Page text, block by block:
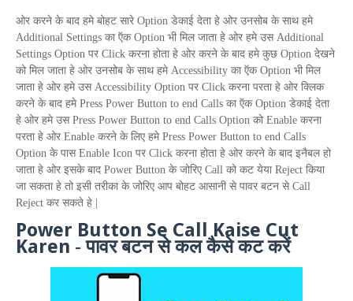
ओर करने के बाद हमे बोहट सारे Option डेकाई देता हे ओर उनसोब के साथ हमे
Additional Settings का ऍक Option भी मिल जाता हे ओर हमे उस Additional
Settings Option पर Click करना होता हे ओर करने के बाद हमे कुछ Option देखने
को मिल जाता हे ओर उनसोब के साथ हमे Accessibility का ऍक Option भी मिल
जाता हे ओर हमे उस Accessibility Option पर Click करना परता हे ओर क्लिक
करने के बाद हमे Press Power Button to end Calls का ऍक Option डेकाई देता
हे ओर हमे उस Press Power Button to end Calls Option को Enable करना
परता हे ओर Enable करने के लिए हमे Press Power Button to end Calls
Option के पास Enable Icon पर Click करना होता हे ओर करने के बाद इनैबल हो
जाता हे ओर इसके बाद Power Button के जोरिए Call को कट येया Reject किया
जा सकता हे तो इसी तरीका के जोरिए आप बोहट आसानी से पावर बटन से Call
Reject कर सकते हे |
Power Button Se Call Kaise Cut
Karen -पावर बटन से कल कैसे कट करें